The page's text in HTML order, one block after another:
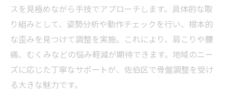
夫
骨盤調整は全身の巡り改善にもおすすめ
佐伯区のドライヘッドスパ体験談と感想
ディープリラックスを生む骨盤調整の秘密
心身のバランスを整える骨盤調整の魅力
スを見極めながら手技でアプローチします。具体的な取
り組みとして、姿勢分析や動作チェックを行い、根本的
な歪みを見つけて調整を実施。これにより、肩こりや腰
痛、むくみなどの悩み軽減が期待できます。地域のニー
ズに応じた丁寧なサポートが、佐伯区で骨盤調整を受け
る大きな魅力です。